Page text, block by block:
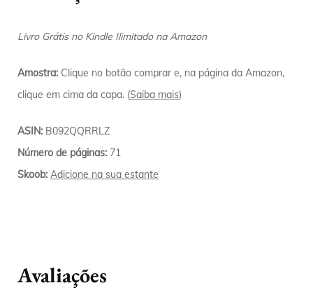
Livro Grátis no Kindle Ilimitado na Amazon
Amostra: Clique no botão comprar e, na página da Amazon,
clique em cima da capa. (Saiba mais)
ASIN: B092QQRRLZ
Número de páginas: 71
Skoob: Adicione na sua estante
Avaliações